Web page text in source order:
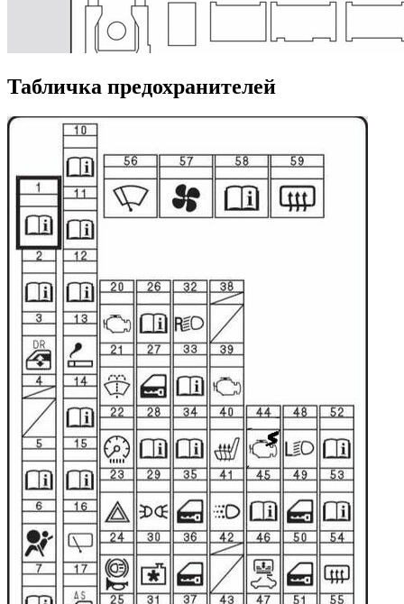
Табличка предохранителей